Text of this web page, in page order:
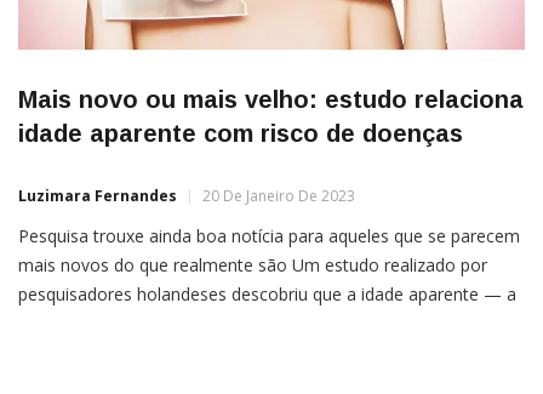
Mais novo ou mais velho: estudo relaciona
idade aparente com risco de doenças
Luzimara Fernandes 20 De Janeiro De 2023
Pesquisa trouxe ainda boa notícia para aqueles que se parecem
mais novos do que realmente são Um estudo realizado por
pesquisadores holandeses descobriu que a idade aparente — a